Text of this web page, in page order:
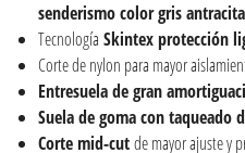
senderismo color gris
Tecnología Skintexprotección
Corte de nylon para mayor
Entresuela de gran
Suela de goma con taqueado
Corte mid-cutde mayor ajuste y